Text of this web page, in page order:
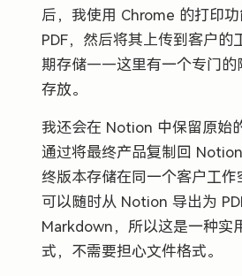
后，我使用 Chrome 的打印
PDF，然后将其上传到客户的
期存储——这里有一个专门的
存放。
我还会在 Notion 中保留原始
通过将最终产品复制回
终版本存储在同一个客户工作
可以随时从 Notion 导出为
Markdown，所以这是一种实
式，不需要担心文件格式。